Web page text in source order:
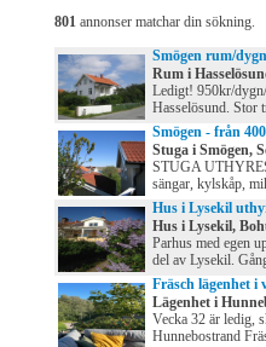
801 annonser matchar din sökning.
Smögen rum/
Rum i
Ledigt! 950kr/
Hasselösund. Stor
Smögen - från
Stuga i Smögen,
STUGA
sängar, kylskåp,
Hus i Lysekil
Hus i Lysekil,
Parhus med egen
del av Lysekil.
Fräsch lägenhet i
Lägenhet i
Vecka 32 är ledig,
Hunnebostrand